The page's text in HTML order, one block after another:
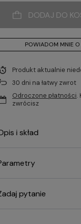
DODAJ DO
POWIADOM MNIE
Produkt aktualnie
30 dni na łatwy zwrot
Odroczone płatności.
zwrócisz
i skład
pytanie